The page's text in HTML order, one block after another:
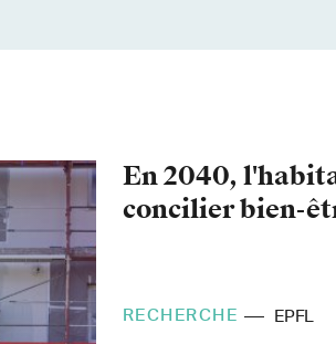
En 2040,
concilier bien-
RECHERCHE
EPFL